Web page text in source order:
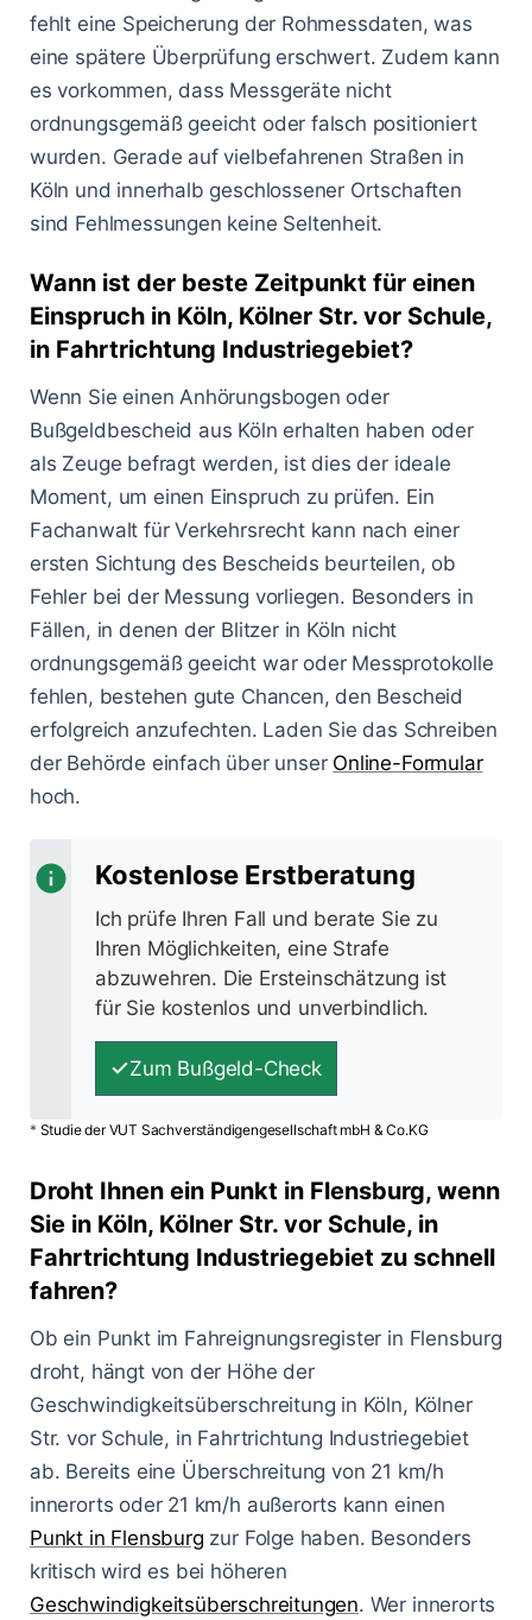
fehlt eine Speicherung der Rohmessdaten, was
eine spätere Überprüfung erschwert. Zudem kann
es vorkommen, dass Messgeräte nicht
ordnungsgemäß geeicht oder falsch positioniert
wurden. Gerade auf vielbefahrenen Straßen in
Köln und innerhalb geschlossener Ortschaften
sind Fehlmessungen keine Seltenheit.
Wann ist der beste Zeitpunkt für einen
Einspruch in Köln, Kölner Str. vor Schule,
in Fahrtrichtung Industriegebiet?
Wenn Sie einen Anhörungsbogen oder
Bußgeldbescheid aus Köln erhalten haben oder
als Zeuge befragt werden, ist dies der ideale
Moment, um einen Einspruch zu prüfen. Ein
Fachanwalt für Verkehrsrecht kann nach einer
ersten Sichtung des Bescheids beurteilen, ob
Fehler bei der Messung vorliegen. Besonders in
Fällen, in denen der Blitzer in Köln nicht
ordnungsgemäß geeicht war oder Messprotokolle
fehlen, bestehen gute Chancen, den Bescheid
erfolgreich anzufechten. Laden Sie das Schreiben
der Behörde einfach über unser Online-Formular
hoch.
Kostenlose Erstberatung
Ich prüfe Ihren Fall und berate Sie zu
Ihren Möglichkeiten, eine Strafe
abzuwehren. Die Ersteinschätzung ist
für Sie kostenlos und unverbindlich.
Zum Bußgeld-Check
* Studie der VUT Sachverständigengesellschaft mbH & Co.KG
Droht Ihnen ein Punkt in Flensburg, wenn
Sie in Köln, Kölner Str. vor Schule, in
Fahrtrichtung Industriegebiet zu schnell
fahren?
Ob ein Punkt im Fahreignungsregister in Flensburg
droht, hängt von der Höhe der
Geschwindigkeitsüberschreitung in Köln, Kölner
Str. vor Schule, in Fahrtrichtung Industriegebiet
ab. Bereits eine Überschreitung von 21 km/h
innerorts oder 21 km/h außerorts kann einen
Punkt in Flensburg zur Folge haben. Besonders
kritisch wird es bei höheren
Geschwindigkeitsüberschreitungen. Wer innerorts